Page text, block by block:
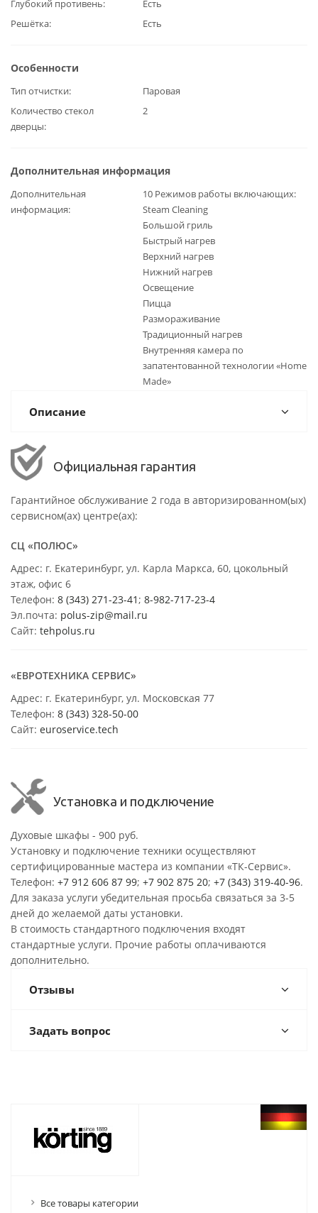
Глубокий противень
Есть
Решётка
Есть
Особенности
Тип отчистки
Паровая
Количество стекол
дверцы
2
Дополнительная информация
Дополнительная
информация
10 Режимов работы включающих:
Steam Сleaning
Большой гриль
Быстрый нагрев
Верхний нагрев
Нижний нагрев
Освещение
Пицца
Размораживание
Традиционный нагрев
Внутренняя камера по
запатентованной технологии «Home
Made»
Описание
Официальная гарантия
Гарантийное обслуживание 2 года в авторизированном(ых)
сервисном(ах) центре(ах):
СЦ «ПОЛЮС»
Адрес: г. Екатеринбург, ул. Карла Маркса, 60, цокольный
этаж, офис 6
Телефон: 8 (343) 271-23-41 ; 8-982-717-23-4
Эл.почта: polus-zip@mail.ru
Сайт: tehpolus.ru
«ЕВРОТЕХНИКА СЕРВИС»
Адрес: г. Екатеринбург, ул. Московская 77
Телефон: 8 (343) 328-50-00
Сайт: euroservice.tech
Установка и подключение
Духовые шкафы - 900 руб.
Установку и подключение техники осуществляют
сертифицированные мастера из компании «ТК-Сервис».
Телефон: +7 912 606 87 99; +7 902 875 20; +7 (343) 319-40-96.
Для заказа услуги убедительная просьба связаться за 3-5
дней до желаемой даты установки.
В стоимость стандартного подключения входят
стандартные услуги. Прочие работы оплачиваются
дополнительно.
Отзывы
Задать вопрос
Все товары категории